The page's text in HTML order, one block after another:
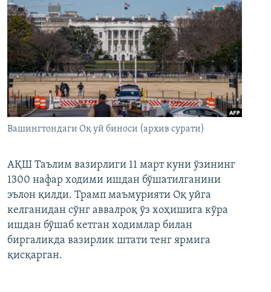
Вашингтондаги Оқ уй биноси (архив сурати)
АҚШ Таълим вазирлиги 11 март куни ўзининг
1300 нафар ходими ишдан бўшатилганини
эълон қилди. Трамп маъмурияти Оқ уйга
келганидан сўнг аввалроқ ўз хоҳишига кўра
ишдан бўшаб кетган ходимлар билан
биргаликда вазирлик штати тенг ярмига
қисқарган.